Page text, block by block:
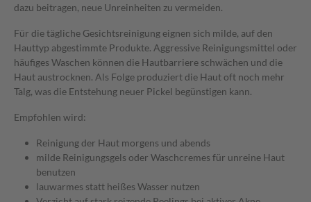
dazu beitragen, neue Unreinheiten zu vermeiden.
Für die tägliche Gesichtsreinigung eignen sich milde, auf den
Hauttyp abgestimmte Produkte. Aggressive Reinigungsmittel oder
häufiges Waschen können die Hautbarriere schwächen und die
Haut austrocknen. Als Folge produziert die Haut oft noch mehr
Talg, was die Entstehung neuer Pickel begünstigen kann.
Empfohlen wird:
Reinigung der Haut morgens und abends
milde Reinigungsgels oder Waschcremes für unreine Haut
benutzen
lauwarmes statt heißes Wasser nutzen